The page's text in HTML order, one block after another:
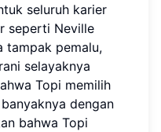
seluruh karier
seperti Neville
tampak pemalu,
selayaknya
Topi memilih
dengan
bahwa Topi